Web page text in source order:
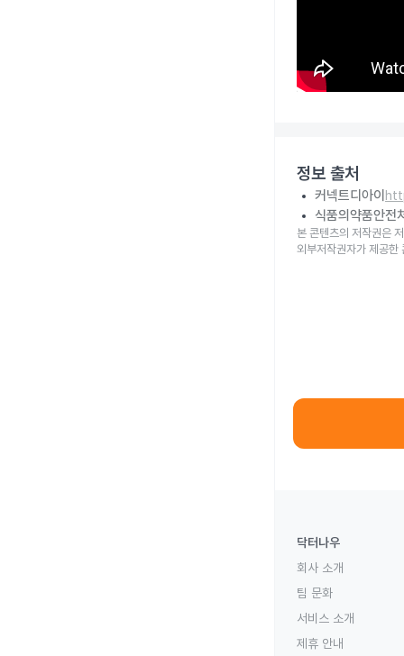
정보 출처
커넥트디아이
식품의약품안전
본 콘텐츠의 저작권은
외부저작권자가 제공한
닥터나우
회사 소개
팀 문화
서비스 소개
제휴 안내